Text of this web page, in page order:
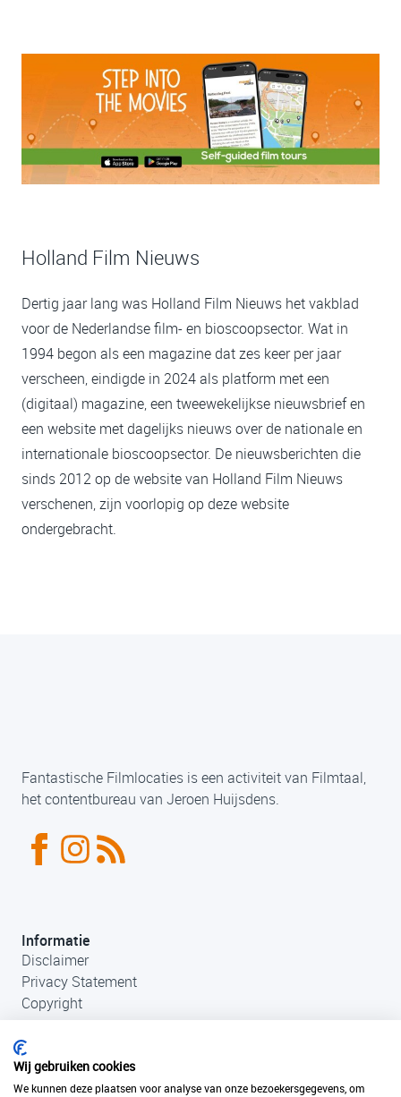
Holland Film Nieuws
Dertig jaar lang was Holland Film Nieuws het vakblad
voor de Nederlandse film- en bioscoopsector. Wat in
1994 begon als een magazine dat zes keer per jaar
verscheen, eindigde in 2024 als platform met een
(digitaal) magazine, een tweewekelijkse nieuwsbrief en
een website met dagelijks nieuws over de nationale en
internationale bioscoopsector. De nieuwsberichten die
sinds 2012 op de website van Holland Film Nieuws
verschenen, zijn voorlopig op deze website
ondergebracht.
Fantastische Filmlocaties is een activiteit van Filmtaal,
het contentbureau van Jeroen Huijsdens.
Informatie
Disclaimer
Privacy Statement
Copyright
Wij gebruiken cookies
We kunnen deze plaatsen voor analyse van onze bezoekersgegevens, om